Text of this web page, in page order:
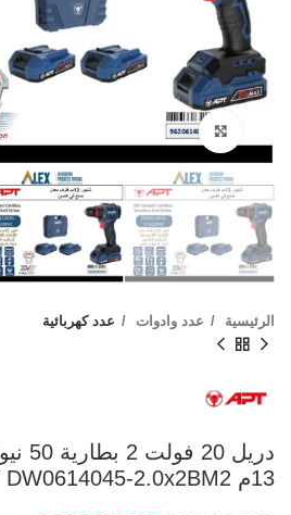
Click to enlarge
الرئيسية عدد وادوات عدد كهربائية
13م APT DW0614045-2.0x2BM2